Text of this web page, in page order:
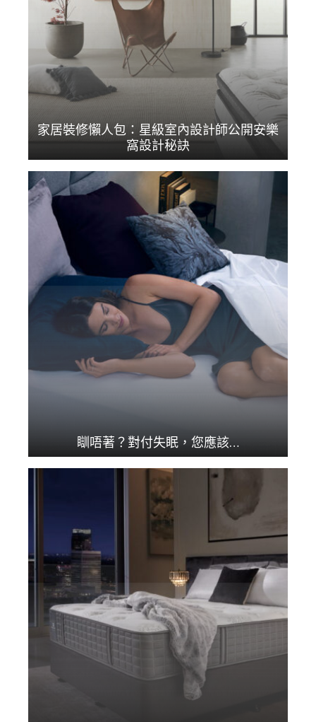
家居裝修懶人包：星級室內設計師公開安樂
窩設計秘訣
近年家居裝修成為港人...
瞓唔著？對付失眠，您應該…
我如何知道自己是否有...